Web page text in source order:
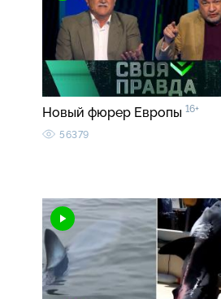
Новый фюрер Европы 16+
56379